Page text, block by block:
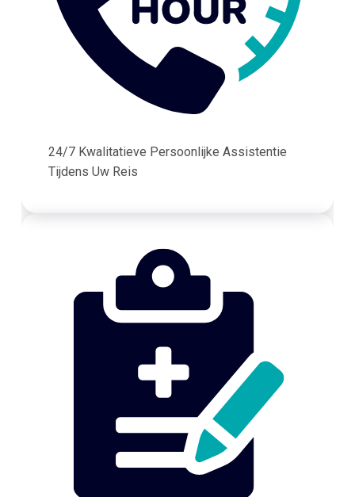
24/7 Kwalitatieve Persoonlijke Assistentie
Tijdens Uw Reis